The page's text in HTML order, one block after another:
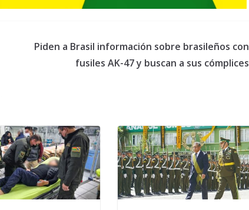
Piden a Brasil información sobre brasileños con
fusiles AK-47 y buscan a sus cómplices